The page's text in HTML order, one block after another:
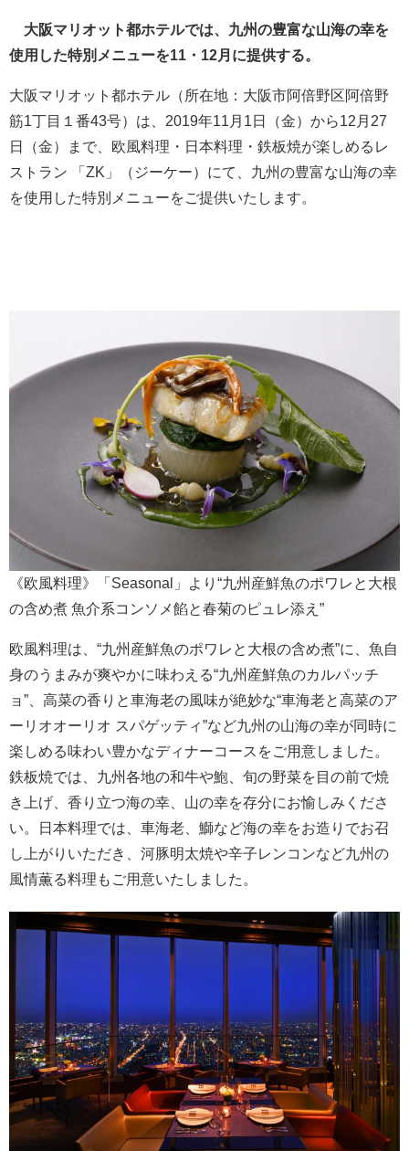
大阪マリオット都ホテルでは、九州の豊富な山海の幸を
使用した特別メニューを11・12月に提供する。
大阪マリオット都ホテル（所在地：大阪市阿倍野区阿倍野
筋1丁目１番43号）は、2019年11月1日（金）から12月27
日（金）まで、欧風料理・日本料理・鉄板焼が楽しめるレ
ストラン 「ZK」（ジーケー）にて、九州の豊富な山海の幸
を使用した特別メニューをご提供いたします。
《欧風料理》「Seasonal」より“九州産鮮魚のポワレと大根
の含め煮 魚介系コンソメ餡と春菊のピュレ添え”
欧風料理は、“九州産鮮魚のポワレと大根の含め煮”に、魚自
身のうまみが爽やかに味わえる“九州産鮮魚のカルパッチ
ョ”、高菜の香りと車海老の風味が絶妙な“車海老と高菜のア
ーリオオーリオ スパゲッティ”など九州の山海の幸が同時に
楽しめる味わい豊かなディナーコースをご用意しました。
鉄板焼では、九州各地の和牛や鮑、旬の野菜を目の前で焼
き上げ、香り立つ海の幸、山の幸を存分にお愉しみくださ
い。日本料理では、車海老、鰤など海の幸をお造りでお召
し上がりいただき、河豚明太焼や辛子レンコンなど九州の
風情薫る料理もご用意いたしました。